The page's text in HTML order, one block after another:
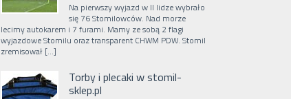
Na pierwszy wyjazd w II lidze wybrało
się 76 Stomilowców. Nad morze
lecimy autokarem i 7 furami. Mamy ze sobą 2 flagi
wyjazdowe Stomilu oraz transparent CHWM PDW. Stomil
zremisował […]
Torby i plecaki w stomil-
sklep.pl